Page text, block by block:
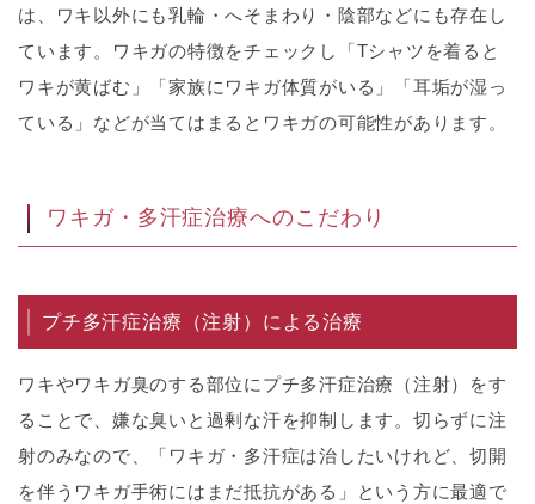
は、ワキ以外にも乳輪・へそまわり・陰部などにも存在し
ています。ワキガの特徴をチェックし「Tシャツを着ると
ワキが黄ばむ」「家族にワキガ体質がいる」「耳垢が湿っ
ている」などが当てはまるとワキガの可能性があります。
ワキガ・多汗症治療へのこだわり
プチ多汗症治療（注射）による治療
ワキやワキガ臭のする部位にプチ多汗症治療（注射）をす
ることで、嫌な臭いと過剰な汗を抑制します。切らずに注
射のみなので、「ワキガ・多汗症は治したいけれど、切開
を伴うワキガ手術にはまだ抵抗がある」という方に最適で